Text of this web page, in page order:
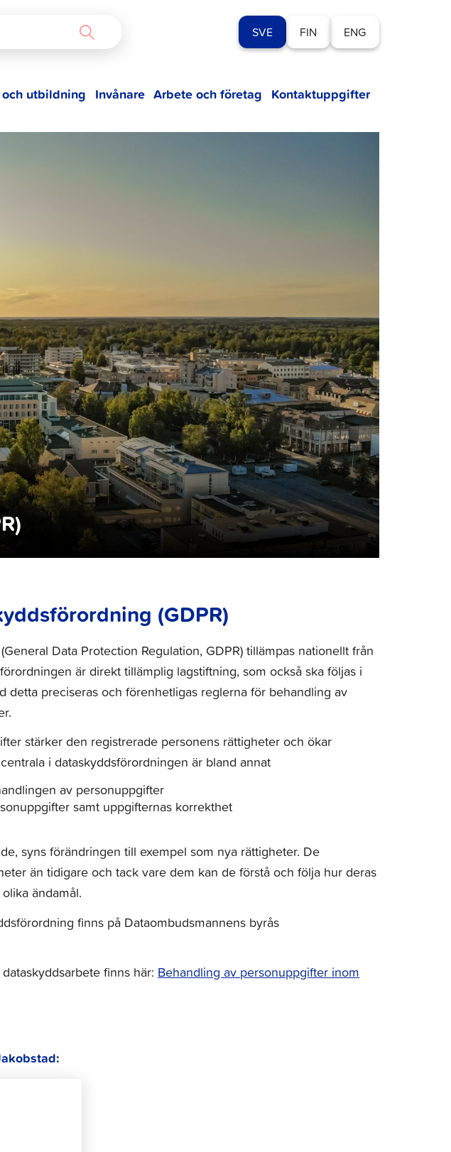
SVE FIN ENG
och utbildning Invånare Arbete och företag Kontaktuppgifter
(GDPR)
Data Protection Regulation, GDPR) tillämpas nationellt från
är direkt tillämplig lagstiftning, som också ska följas i
detta preciseras och förenhetligas reglerna för behandling av
stärker den registrerade personens rättigheter och ökar
i dataskyddsförordningen är bland annat
av personuppgifter
samt uppgifternas korrekthet
syns förändringen till exempel som nya rättigheter. De
än tidigare och tack vare dem kan de förstå och följa hur deras
ändamål.
finns på Dataombudsmannens byrås
finns här: Behandling av personuppgifter inom